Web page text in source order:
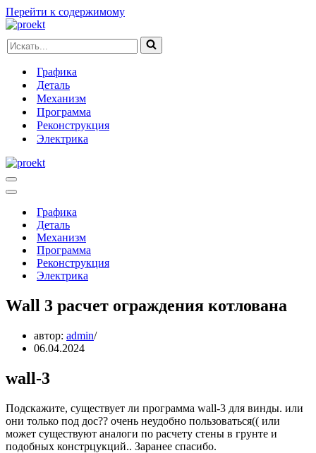
Перейти к содержимому
Искать...
Графика
Деталь
Механизм
Программа
Реконструкция
Электрика
Меню
навигации
Меню
навигацииГрафика
Деталь
Механизм
Программа
Реконструкция
Электрика
Wall 3 расчет ограждения котлована
автор: admin
06.04.2024
wall-3
Подскажите, существует ли программа wall-3 для винды. или
они только под дос?? очень неудобно пользоваться(( или
может существуют аналоги по расчету стены в грунте и
подобных констрцукций.. Заранее спасибо.